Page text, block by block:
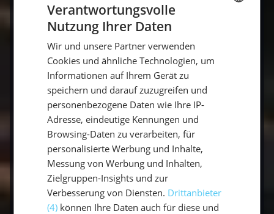
Das Wichtigste in der SKS Ausbildung war das
Lernen eines routinemäßigen Umgangs mit
dem Segelboot auf dem Wasser. Andere
Aufgaben im Meilentörn bestanden in der
Ansteuerung eines Hafens und das Erlernen
der landesüblichen Hafenregeln. Wir lernten
den Umgang mit Karten und Handbüchern und
führten Kreuzpeilungen und terrestrische
Navigation durch.
Verantwortungsvolle
Nutzung Ihrer Daten
Wir und unsere Partner verwenden
Cookies und ähnliche Technologien, um
Informationen auf Ihrem Gerät zu
speichern und darauf zuzugreifen und
personenbezogene Daten wie Ihre IP-
Adresse, eindeutige Kennungen und
Browsing-Daten zu verarbeiten, für
personalisierte Werbung und Inhalte,
Messung von Werbung und Inhalten,
Zielgruppen-Insights und zur
Verbesserung von Diensten. Drittanbieter
(4) können Ihre Daten auch für diese und